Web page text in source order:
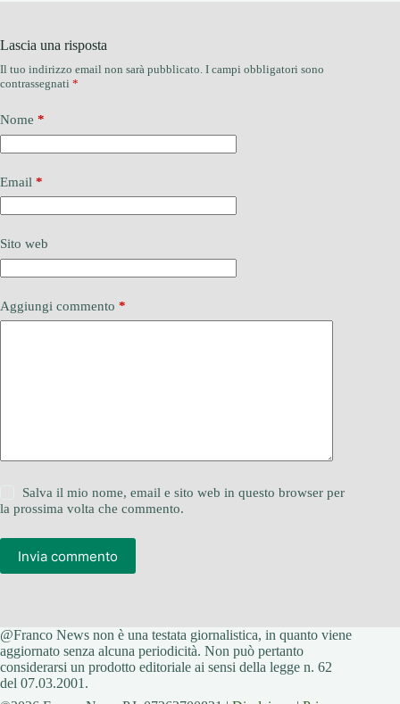
Lascia una risposta
Il tuo indirizzo email non sarà pubblicato. I campi obbligatori sono
contrassegnati *
Nome *
Email *
Sito web
Aggiungi commento *
Salva il mio nome, email e sito web in questo browser per
la prossima volta che commento.
Invia commento
@Franco News non è una testata giornalistica, in quanto viene
aggiornato senza alcuna periodicità. Non può pertanto
considerarsi un prodotto editoriale ai sensi della legge n. 62
del 07.03.2001.